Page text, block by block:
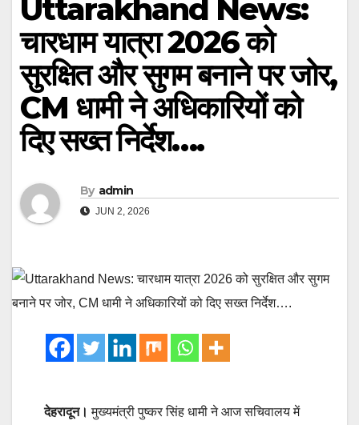
Uttarakhand News:
चारधाम यात्रा 2026 को
सुरक्षित और सुगम बनाने पर जोर,
CM धामी ने अधिकारियों को
दिए सख्त निर्देश….
By admin
JUN 2, 2026
देहरादून। मुख्यमंत्री पुष्कर सिंह धामी ने आज सचिवालय में